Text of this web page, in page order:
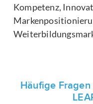
Kompetenz,
Häufige